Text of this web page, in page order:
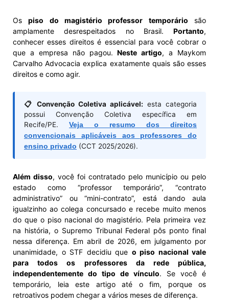
Ospiso do magistério professor temporário são
amplamente desrespeitados no Brasil. Portanto,
conhecer esses direitos é essencial para você cobrar o
que a empresa não pagou.Neste artigo, a Maykom
Carvalho Advocacia explica exatamente quais são esses
direitos e como agir.
📋 Convenção Coletiva aplicável: esta categoria
possui Convenção Coletiva específica em
Recife/PE. Veja o resumo dos direitos
convencionais aplicáveis aos professores do
ensino privado (CCT 2025/2026).
Além disso, você foi contratado pelo município ou pelo
estado como “professor temporário”, “contrato
administrativo” ou “mini-contrato”, está dando aula
igualzinho ao colega concursado e recebe muito menos
do que o piso nacional do magistério. Pela primeira vez
na história, o Supremo Tribunal Federal pôs ponto final
nessa diferença. Em abril de 2026, em julgamento por
unanimidade, o STF decidiu que o piso nacional vale
para todos os professores da rede pública,
independentemente do tipo de vínculo. Se você é
temporário, leia este artigo até o fim, porque os
retroativos podem chegar a vários meses de diferença.